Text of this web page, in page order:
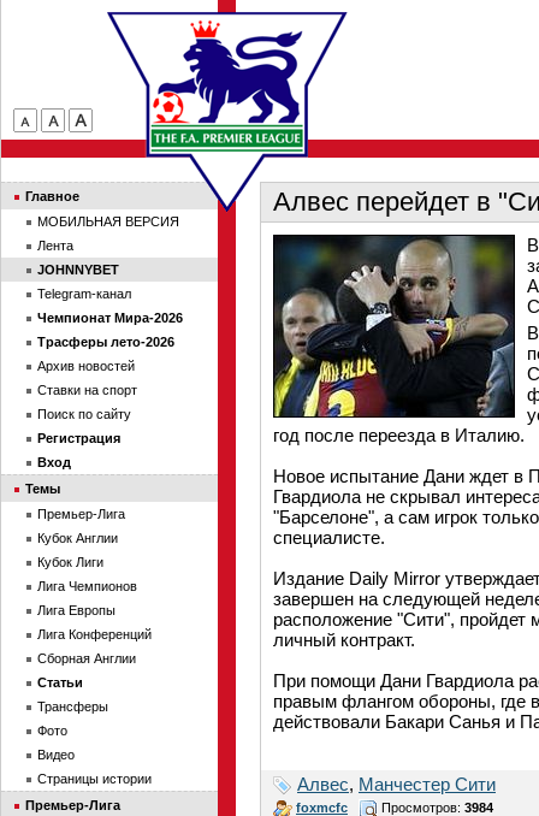
Алвес перейдет в
год после переезда в Италию.
Новое испытание Дани ждет в
Гвардиола не скрывал
"Барселоне", а сам игрок
специалисте.
Издание Daily Mirror
завершен на следующей
расположение "Сити", пройдет
личный контракт.
При помощи Дани Гвардиола
правым флангом обороны, где
действовали Бакари Санья и
Алвес, Манчестер Сити
foxmcfc Просмотров: 3984
Главное
МОБИЛЬНАЯ ВЕРСИЯ
Лента
JOHNNYBET
Telegram-канал
Чемпионат Мира-2026
Трасферы лето-2026
Архив новостей
Ставки на спорт
Поиск по сайту
Регистрация
Вход
Темы
Премьер-Лига
Кубок Англии
Кубок Лиги
Лига Чемпионов
Лига Европы
Лига Конференций
Сборная Англии
Статьи
Трансферы
Фото
Видео
Страницы истории
Премьер-Лига